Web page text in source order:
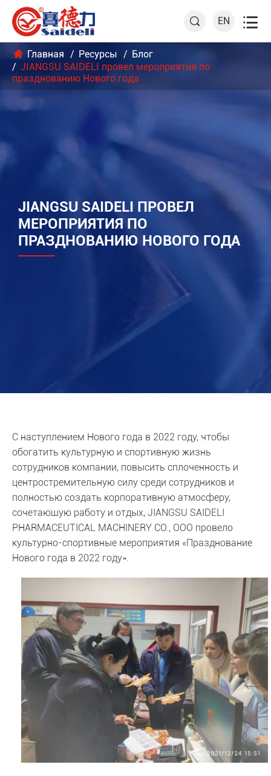
 EN 
Главная Ресурсы
Блог
JIANGSU SAIDELI провел мероприятия по
празднованию Нового года
JIANGSU SAIDELI ПРОВЕЛ
МЕРОПРИЯТИЯ ПО
ПРАЗДНОВАНИЮ НОВОГО ГОДА
С наступлением Нового года в 2022 году, чтобы
обогатить культурную и спортивную жизнь
сотрудников компании, повысить сплоченность и
центростремительную силу среди сотрудников и
полностью создать корпоративную атмосферу,
сочетающую работу и отдых, JIANGSU SAIDELI
PHARMACEUTICAL MACHINERY CO., ООО провело
культурно-спортивные мероприятия «Празднование
Нового года в 2022 году».